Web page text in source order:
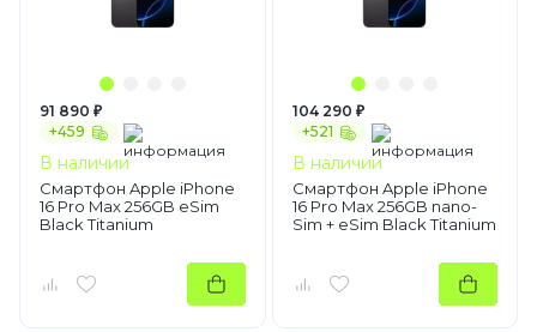
91 890 ₽
+459
В наличии
Смартфон Apple iPhone
16 Pro Max 256GB eSim
Black Titanium
104 290 ₽
+521
В наличии
Смартфон Apple iPhone
16 Pro Max 256GB nano-
Sim + eSim Black Titanium